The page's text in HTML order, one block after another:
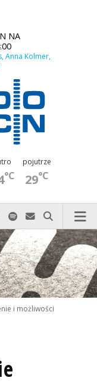
NA
Anna Kolmer,
°C
pojutrze
29°C
nas zadzwoń
Facebook-u
na Xnas na Instagram-ie
Odwiedź nas na TikTok-u
Szukaj nas na Spotify
Wyślij do nas
Szukaj
i możliwości